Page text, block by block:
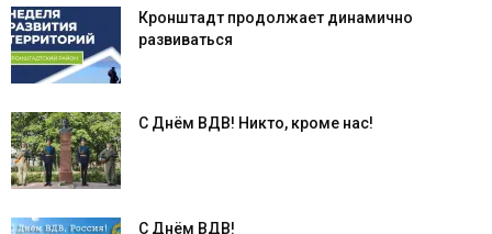
Кронштадт продолжает динамично
развиваться
С Днём ВДВ! Никто, кроме нас!
С Днём ВДВ!